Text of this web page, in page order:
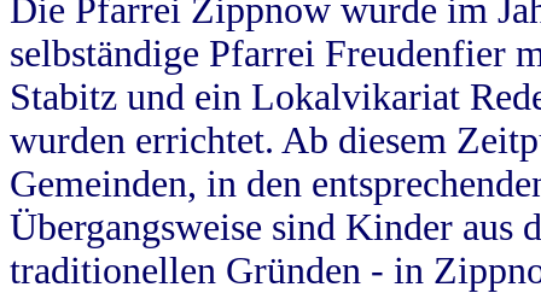
Die Pfarrei Zippnow wurde im
selbständige Pfarrei Freudenfier
Stabitz und ein Lokalvikariat
wurden errichtet. Ab diesem
Gemeinden, in den
Übergangsweise sind Kinder aus
traditionellen Gründen - in